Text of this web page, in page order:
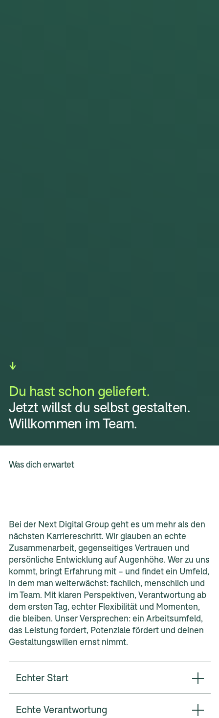
Du hast schon geliefert.
Jetzt willst du selbst gestalten.
Willkommen im Team.
Was dich erwartet
Bei der Next Digital Group geht es um mehr als den
nächsten Karriereschritt. Wir glauben an echte
Zusammenarbeit, gegenseitiges Vertrauen und
persönliche Entwicklung auf Augenhöhe. Wer zu uns
kommt, bringt Erfahrung mit – und findet ein Umfeld,
in dem man weiterwächst: fachlich, menschlich und
im Team. Mit klaren Perspektiven, Verantwortung ab
dem ersten Tag, echter Flexibilität und Momenten,
die bleiben. Unser Versprechen: ein Arbeitsumfeld,
das Leistung fordert, Potenziale fördert und deinen
Gestaltungswillen ernst nimmt.
Echter Start
Echte Verantwortung